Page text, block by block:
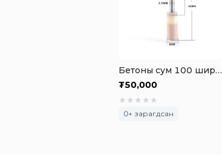
Бетоны сум 100 ширхэгтэй
₮50,000
★ ★ ★ ★ ★
0+ зарагдсан